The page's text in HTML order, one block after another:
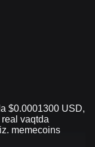
$0.0001300 USD,
vaqtda
memecoins